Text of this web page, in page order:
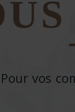
Pour vos